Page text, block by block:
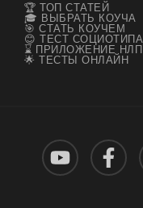
🏆 ТОП СТАТЕЙ
🎓 ВЫБРАТЬ КОУЧА
🎯 СТАТЬ КОУЧЕМ
😊 ТЕСТ СОЦИОТИПА
⌛ ПРИЛОЖЕНИЕ НЛП
🌟 ТЕСТЫ ОНЛАЙН